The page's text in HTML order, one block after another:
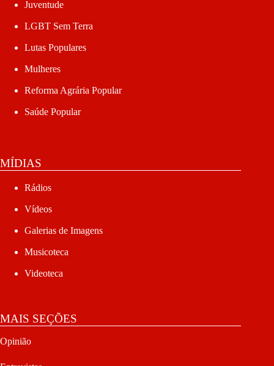
Juventude
LGBT Sem Terra
Lutas Populares
Mulheres
Reforma Agrária Popular
Saúde Popular
MÍDIAS
Rádios
Vídeos
Galerias de Imagens
Musicoteca
Videoteca
MAIS SEÇÕES
Opinião